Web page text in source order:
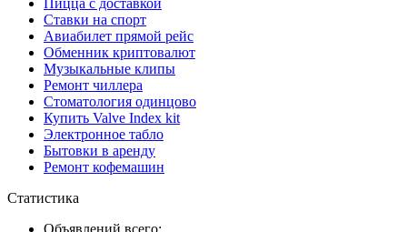
Пицца с доставкой
Ставки на спорт
Авиабилет прямой рейс
Обменник криптовалют
Музыкальные клипы
Ремонт чиллера
Стоматология одинцово
Купить Valve Index kit
Электронное табло
Бытовки в аренду
Ремонт кофемашин
Статистика
Объявлений всего: